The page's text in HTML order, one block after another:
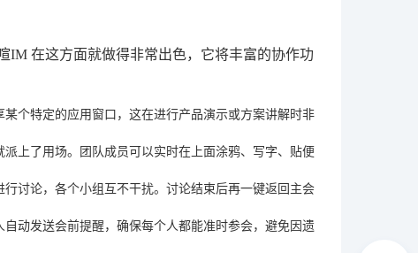
IM 在这方面就做得非常出色，它将丰富的协作功
个特定的应用窗口，这在进行产品演示或方案讲解时非
上了用场。团队成员可以实时在上面涂鸦、写字、贴便
讨论，各个小组互不干扰。讨论结束后再一键返回主会
动发送会前提醒，确保每个人都能准时参会，避免因遗